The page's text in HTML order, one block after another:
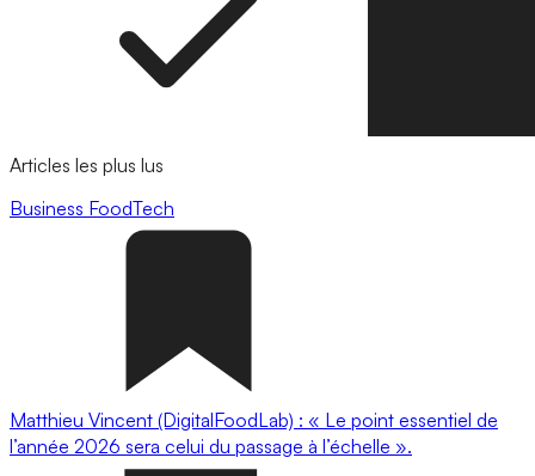
Articles les plus lus
Business FoodTech
Matthieu Vincent (DigitalFoodLab) : « Le point essentiel de
l’année 2026 sera celui du passage à l’échelle ».